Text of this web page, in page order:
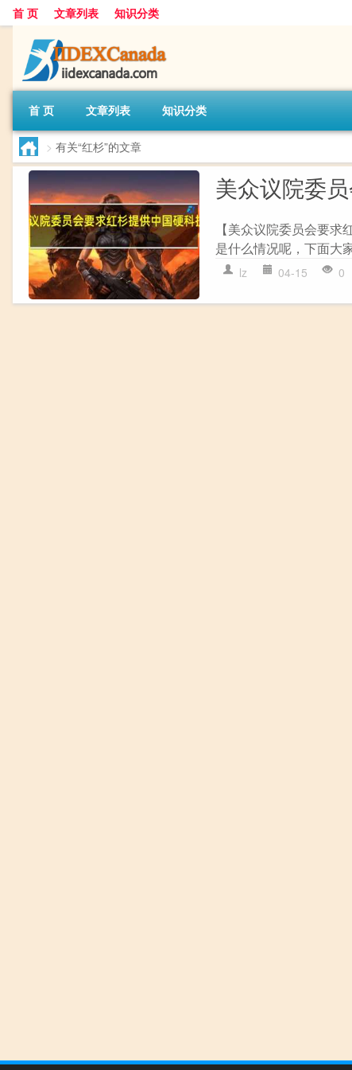
首 页 文章列表 知识分类
首 页 文章列表 知识分类
> 有关“红杉”的文章
美众议院委
【美众议院委员会要
是什么情况呢，下面大
lz 04-15 0